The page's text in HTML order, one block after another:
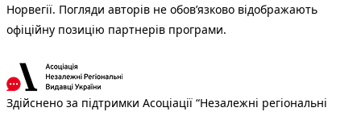
Норвегії. Погляди авторів не обов’язково відображають
офіційну позицію партнерів програми.
Здійснено за підтримки Асоціації “Незалежні регіональні